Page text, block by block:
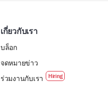
เกี่ยวกับเรา
บล็อก
จดหมายข่าว
ร่วมงานกับเรา